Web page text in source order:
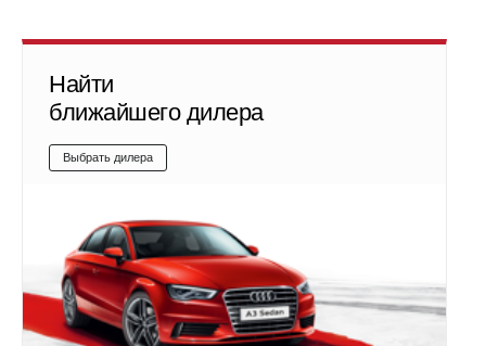
Найти
ближайшего дилера
Выбрать дилера